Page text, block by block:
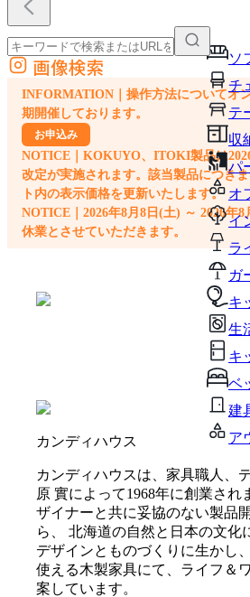
ソ
チ
テ
収
パ
オ
イ
ラ
ガ
キ
生
キ
ベ
建
ア
外部サイトの商品をカートに追加
他のサイトで見つけた商品ページのURLを貼り付けて、カート
画像検索
INFORMATION｜操作方法についてオ
期開催しております。
お申込み
NOTICE｜KOKUYO、ITOKI製品は
改定が実施されます。該当製品につき
ト内の表示価格を更新いたします。
NOTICE｜2026年8月8日(土) ～ 2026年
休業とさせていただきます。
カンディハウス
カンディハウスは、家具職人、
原 實によって1968年に創業され
ザイナーと共に妥協のない製品
ら、 北海道の自然と日本の文化
デザインとものづくりに生かし
使える木製家具にて、ライフ＆
案しています。